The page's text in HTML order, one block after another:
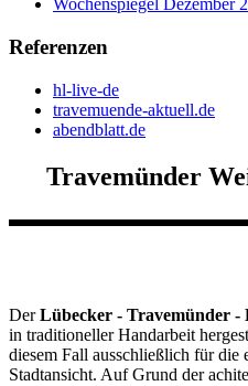
Wochenspiegel Dezember
Referenzen
hl-live-de
travemuende-aktuell.de
abendblatt.de
Travemünder
DerLübecker - Travemünder -
in traditioneller Handarbeit
diesem Fall ausschließlich für die
Stadtansicht. Auf Grund der